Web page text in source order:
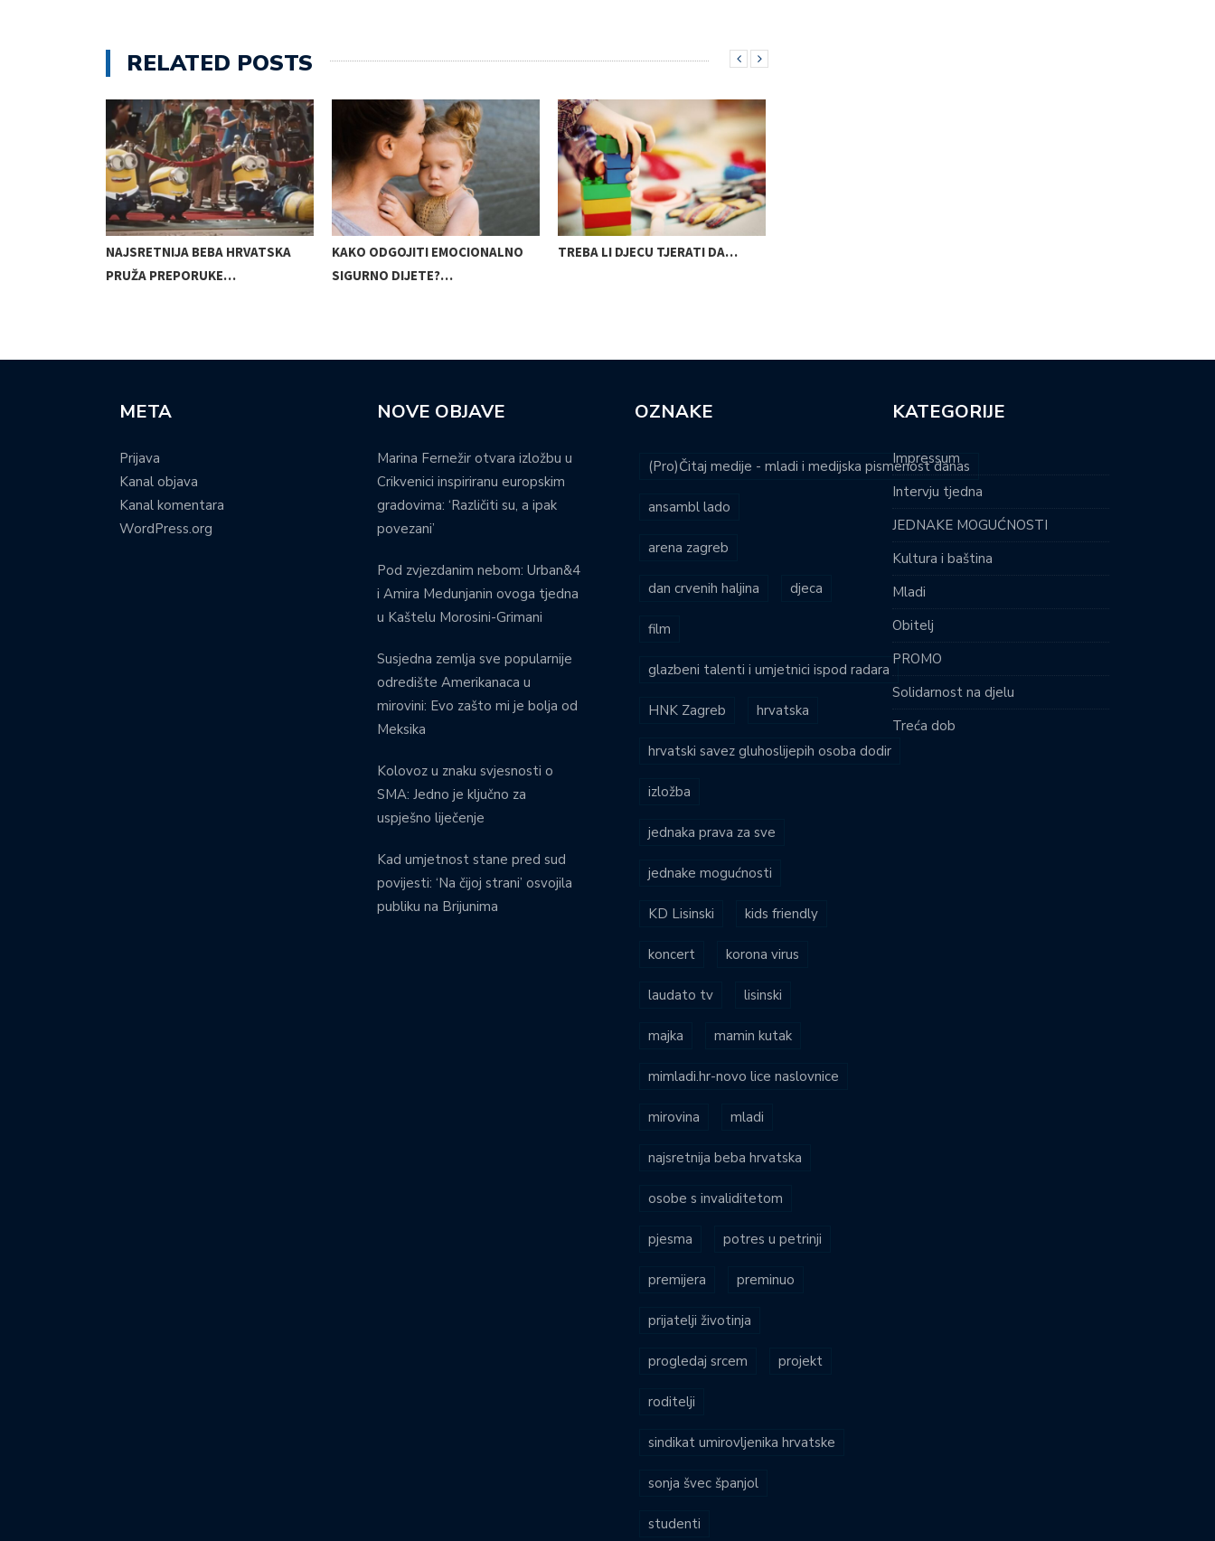
RELATED POSTS
NAJSRETNIJA BEBA HRVATSKA
PRUŽA PREPORUKE…
KAKO ODGOJITI EMOCIONALNO
SIGURNO DIJETE?…
TREBA LI DJECU TJERATI DA…
META
Prijava
Kanal objava
Kanal komentara
WordPress.org
NOVE OBJAVE
Marina Fernežir otvara izložbu u
Crikvenici inspiriranu europskim
gradovima: ‘Različiti su, a ipak
povezani’
Pod zvjezdanim nebom: Urban&4
i Amira Medunjanin ovoga tjedna
u Kaštelu Morosini-Grimani
Susjedna zemlja sve popularnije
odredište Amerikanaca u
mirovini: Evo zašto mi je bolja od
Meksika
Kolovoz u znaku svjesnosti o
SMA: Jedno je ključno za
uspješno liječenje
Kad umjetnost stane pred sud
povijesti: ‘Na čijoj strani’ osvojila
publiku na Brijunima
OZNAKE
(Pro)Čitaj medije - mladi i medijska pismenost danas
ansambl lado
arena zagreb
dan crvenih haljina djeca
film
glazbeni talenti i umjetnici ispod radara
HNK Zagreb hrvatska
hrvatski savez gluhoslijepih osoba dodir
izložba
jednaka prava za sve
jednake mogućnosti
KD Lisinski kids friendly
koncert korona virus
laudato tv lisinski
majka mamin kutak
mimladi.hr-novo lice naslovnice
mirovina mladi
najsretnija beba hrvatska
osobe s invaliditetom
pjesma potres u petrinji
premijera preminuo
prijatelji životinja
progledaj srcem projekt
roditelji
sindikat umirovljenika hrvatske
sonja švec španjol
studenti
KATEGORIJE
Impressum
Intervju tjedna
JEDNAKE MOGUĆNOSTI
Kultura i baština
Mladi
Obitelj
PROMO
Solidarnost na djelu
Treća dob